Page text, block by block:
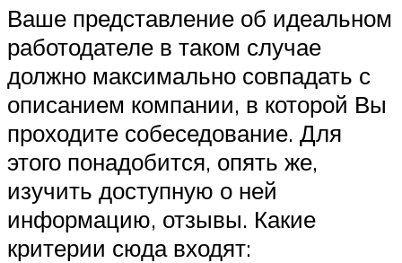
Ваше представление об идеальном
работодателе в таком случае
должно максимально совпадать с
описанием компании, в которой Вы
проходите собеседование. Для
этого понадобится, опять же,
изучить доступную о ней
информацию, отзывы. Какие
критерии сюда входят: